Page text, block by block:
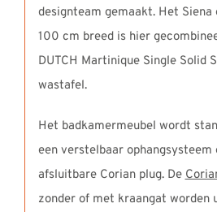
designteam gemaakt. Het Siena
100 cm breed is hier
DUTCH Martinique Single Solid
wastafel.
Het badkamermeubel wordt
een verstelbaar ophangsysteem
afsluitbare Corian plug. De
zonder of met kraangat worden